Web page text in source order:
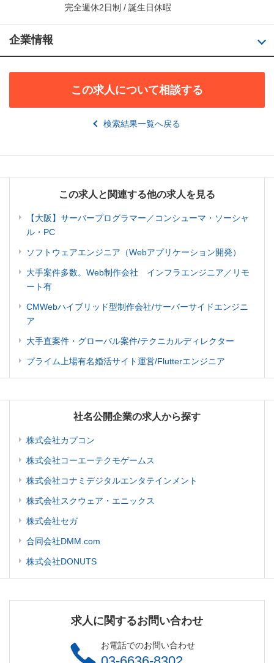
完全週休2日制 / 誕生日休暇
企業情報
この求人について相談する
検索結果一覧へ戻る
この求人と関連する他の求人を見る
【大阪】サーバープログラマー／コンシューマ・ソーシャ
ル・PC
ソフトウェアエンジニア（Webアプリケーション開発）
大手案件多数。Web制作会社 インフラエンジニア／リモ
ート有
CMWebハイブリッド型制作会社/サーバーサイドエンジニ
ア
大手直案件・グローバル案件/テクニカルディレクター
プライム上場有名婚活サイト運営/Flutterエンジニア
社名公開企業の求人から探す
株式会社カプコン
株式会社コーエーテクモゲームス
株式会社コナミデジタルエンタテインメント
株式会社スクウェア・エニックス
株式会社セガ
合同会社DMM.com
株式会社DONUTS
求人に関するお問い合わせ
お電話でのお問い合わせ